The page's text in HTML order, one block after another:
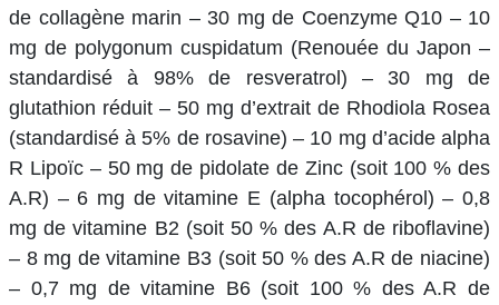
de collagène marin – 30 mg de Coenzyme Q10 – 10
mg de polygonum cuspidatum (Renouée du Japon –
standardisé à 98% de resveratrol) – 30 mg de
glutathion réduit – 50 mg d’extrait de Rhodiola Rosea
(standardisé à 5% de rosavine) – 10 mg d’acide alpha
R Lipoïc – 50 mg de pidolate de Zinc (soit 100 % des
A.R) – 6 mg de vitamine E (alpha tocophérol) – 0,8
mg de vitamine B2 (soit 50 % des A.R de riboflavine)
– 8 mg de vitamine B3 (soit 50 % des A.R de niacine)
– 0,7 mg de vitamine B6 (soit 100 % des A.R de